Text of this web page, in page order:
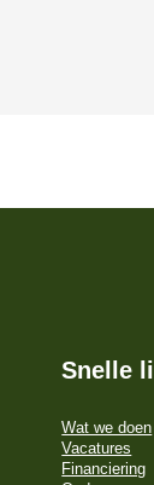
Snelle
Wat we doen
Vacatures
Financiering